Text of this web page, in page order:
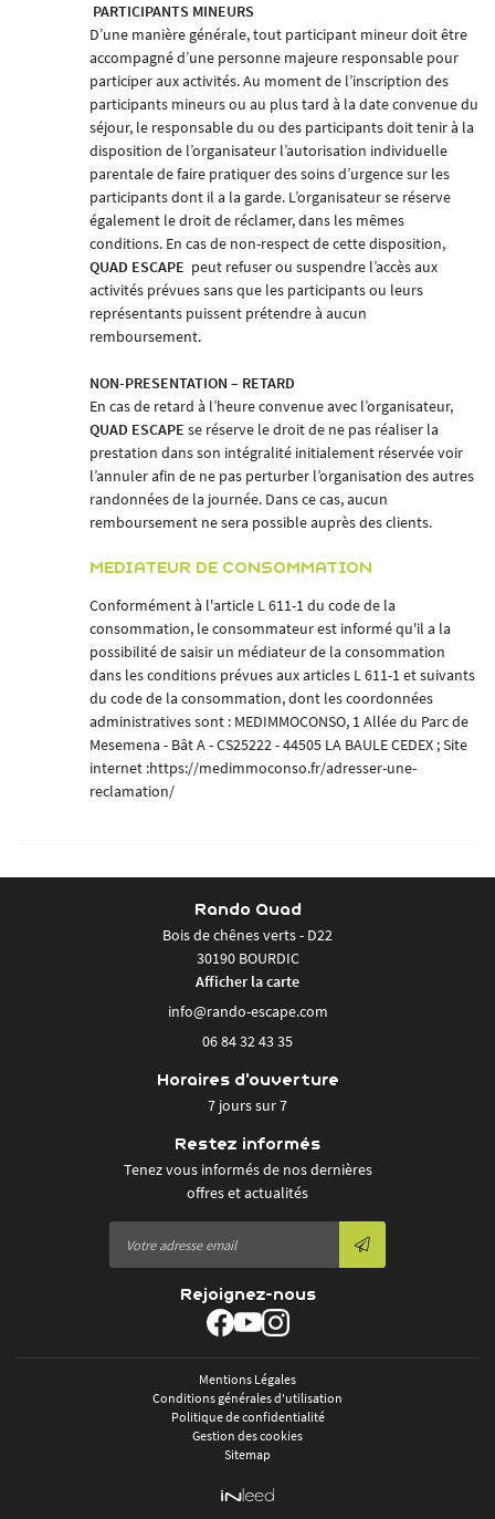
PARTICIPANTS MINEURS
D’une manière générale, tout participant mineur doit être
accompagné d’une personne majeure responsable pour
participer aux activités. Au moment de l’inscription des
participants mineurs ou au plus tard à la date convenue du
séjour, le responsable du ou des participants doit tenir à la
disposition de l’organisateur l’autorisation individuelle
parentale de faire pratiquer des soins d’urgence sur les
participants dont il a la garde. L’organisateur se réserve
également le droit de réclamer, dans les mêmes
conditions. En cas de non-respect de cette disposition,
QUAD ESCAPE peut refuser ou suspendre l’accès aux
activités prévues sans que les participants ou leurs
représentants puissent prétendre à aucun
remboursement.
NON-PRESENTATION – RETARD
En cas de retard à l’heure convenue avec l’organisateur,
QUAD ESCAPE se réserve le droit de ne pas réaliser la
prestation dans son intégralité initialement réservée voir
l’annuler afin de ne pas perturber l’organisation des autres
randonnées de la journée. Dans ce cas, aucun
remboursement ne sera possible auprès des clients.
MEDIATEUR DE CONSOMMATION
Conformément à l'article L 611-1 du code de la
consommation, le consommateur est informé qu'il a la
possibilité de saisir un médiateur de la consommation
dans les conditions prévues aux articles L 611-1 et suivants
du code de la consommation, dont les coordonnées
administratives sont : MEDIMMOCONSO, 1 Allée du Parc de
Mesemena - Bât A - CS25222 - 44505 LA BAULE CEDEX ; Site
internet :https://medimmoconso.fr/adresser-une-
reclamation/
Rando Quad
Bois de chênes verts - D22
30190 BOURDIC
Afficher la carte
06 84 32 43 35
Horaires d'ouverture
7 jours sur 7
Restez informés
Tenez vous informés de nos dernières
offres et actualités
Rejoignez-nous
Mentions Légales
Conditions générales d'utilisation
Politique de confidentialité
Gestion des cookies
Sitemap